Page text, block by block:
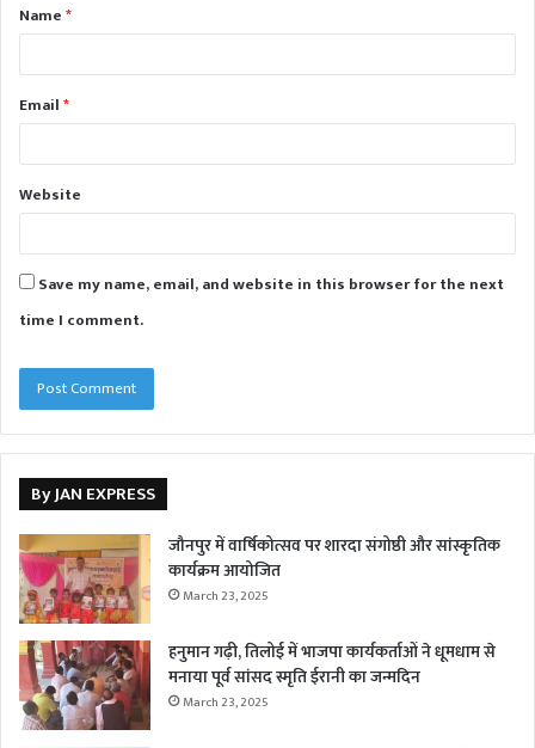
*Name*
Email*
Website
Save my name, email, and website in this browser for the next
time I comment.
By JAN EXPRESS
जौनपुर में वार्षिकोत्सव पर शारदा संगोष्ठी और सांस्कृतिक
कार्यक्रम आयोजित
March 23, 2025
हनुमान गढ़ी, तिलोई में भाजपा कार्यकर्ताओं ने धूमधाम से
मनाया पूर्व सांसद स्मृति ईरानी का जन्मदिन
March 23, 2025